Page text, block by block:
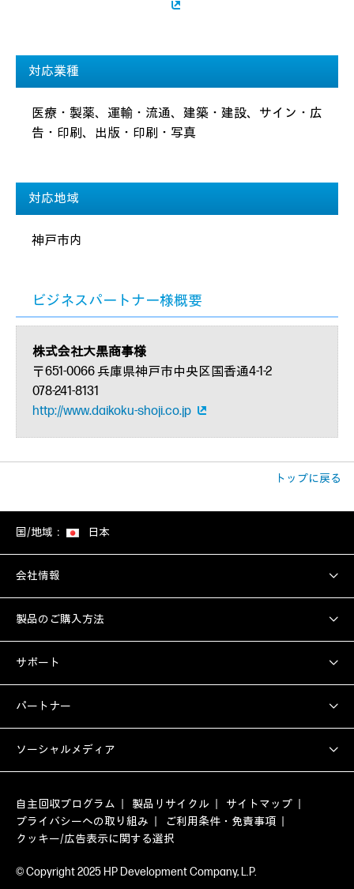
対応業種
医療・製薬、運輸・流通、建築・建設、サイン・広
告・印刷、出版・印刷・写真
対応地域
神戸市内
ビジネスパートナー様概要
株式会社大黒商事様
〒651-0066 兵庫県神戸市中央区国香通4-1-2
078-241-8131
http://www.daikoku-shoji.co.jp
トップに戻る
国/地域： 日本
会社情報
製品のご購入方法
サポート
パートナー
ソーシャルメディア
自主回収プログラム 製品リサイクル
サイトマップ
プライバシーへの取り組み
ご利用条件・免責事項
クッキー/広告表示に関する選択
© Copyright 2025 HP Development Company, L.P.